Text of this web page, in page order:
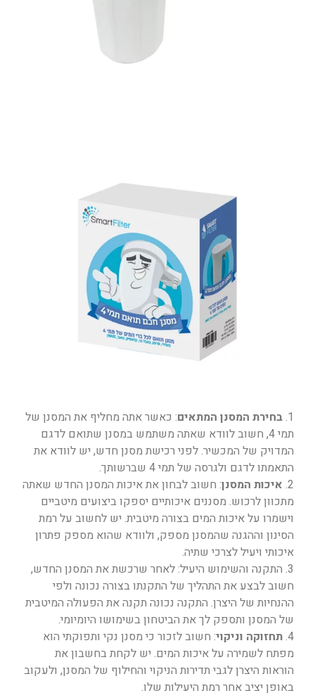
1. בחירת המסנן המתאים: כאשר אתה מחליף את המסנן של
תמי 4, חשוב לוודא שאתה משתמש במסנן שתואם לדגם
המדויק של המכשיר. לפני רכישת מסנן חדש, יש לוודא את
התאמתו לדגם ולגרסה של תמי 4 שברשותך.
2. איכות המסנן: חשוב לבחון את איכות המסנן החדש שאתה
מתכוון לרכוש. מסננים איכותיים יספקו ביצועים מיטביים
וישמרו על איכות המים בצורה מיטבית. יש לחשוב על רמת
הסינון וההגנה שהמסנן מספק, ולוודא שהוא מספק פתרון
איכותי ויעיל לצרכי שתיה.
3. התקנה והשימוש היעיל: לאחר שרכשת את המסנן החדש,
חשוב לבצע את התהליך של התקנתו בצורה נכונה ולפי
ההנחיות של היצרן. התקנה נכונה תקנה את הפעולה המיטבית
של המסנן ותספק לך את הביטחון בשימושו היומיומי.
4. תחזוקה וניקוי: חשוב לזכור כי מסנן נקי ותפוקתי הוא
מפתח לשמירה על איכות המים. יש לקחת בחשבון את
הוראות היצרן לגבי תדירות הניקוי והחילוף של המסנן, ולעקוב
באופן יציב אחר רמת היעילות שלו.